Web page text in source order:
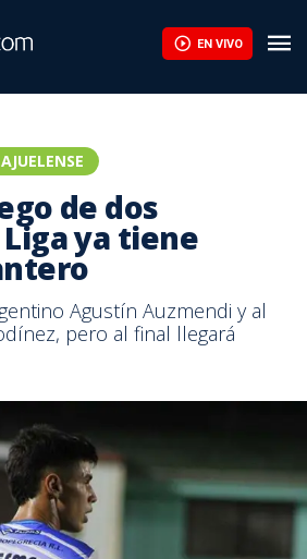
EN VIVO
de dos
ya tiene
Agustín Auzmendi y al
pero al final llegará